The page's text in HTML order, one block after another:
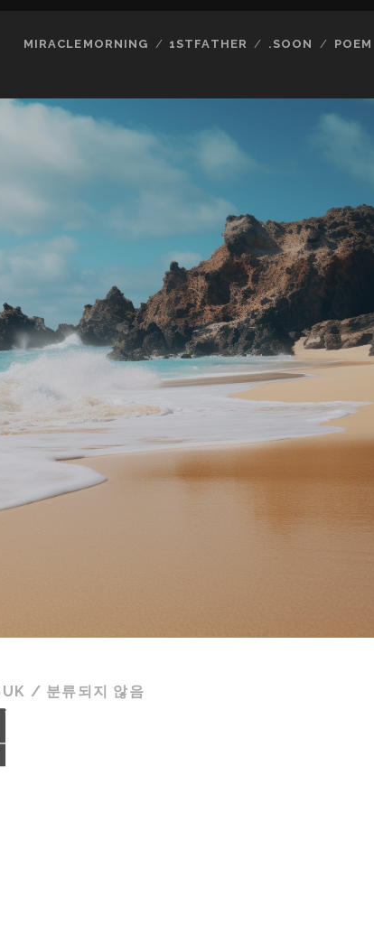
MIRACLEMORNING 1STFATHER .SOON POEM
/ 분류되지 않음